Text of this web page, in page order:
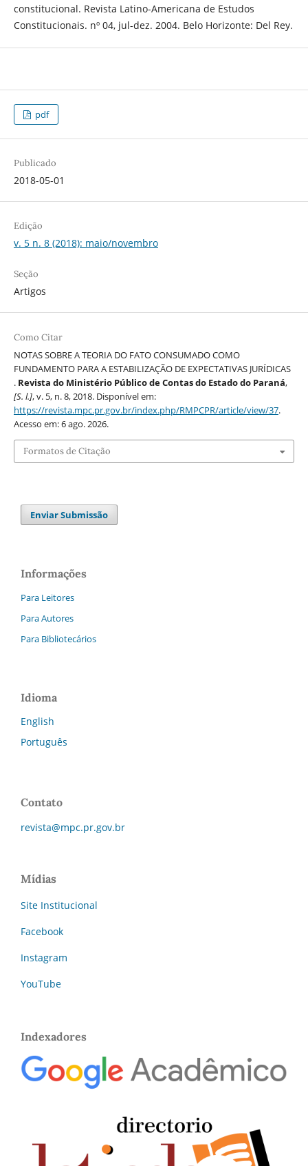
constitucional. Revista Latino-Americana de Estudos
Constitucionais. nº 04, jul-dez. 2004. Belo Horizonte: Del Rey.
pdf
Publicado
2018-05-01
Edição
v. 5 n. 8 (2018): maio/novembro
Seção
Artigos
Como Citar
NOTAS SOBRE A TEORIA DO FATO CONSUMADO COMO
FUNDAMENTO PARA A ESTABILIZAÇÃO DE EXPECTATIVAS JURÍDICAS
. Revista do Ministério Público de Contas do Estado do Paraná,
[S. l.], v. 5, n. 8, 2018. Disponível em:
https://revista.mpc.pr.gov.br/index.php/RMPCPR/article/view/37.
Acesso em: 6 ago. 2026.
Formatos de Citação
Enviar Submissão
Informações
Para Leitores
Para Autores
Para Bibliotecários
Idioma
English
Português
Contato
revista@mpc.pr.gov.br
Mídias
Site Institucional
Facebook
Instagram
YouTube
Indexadores